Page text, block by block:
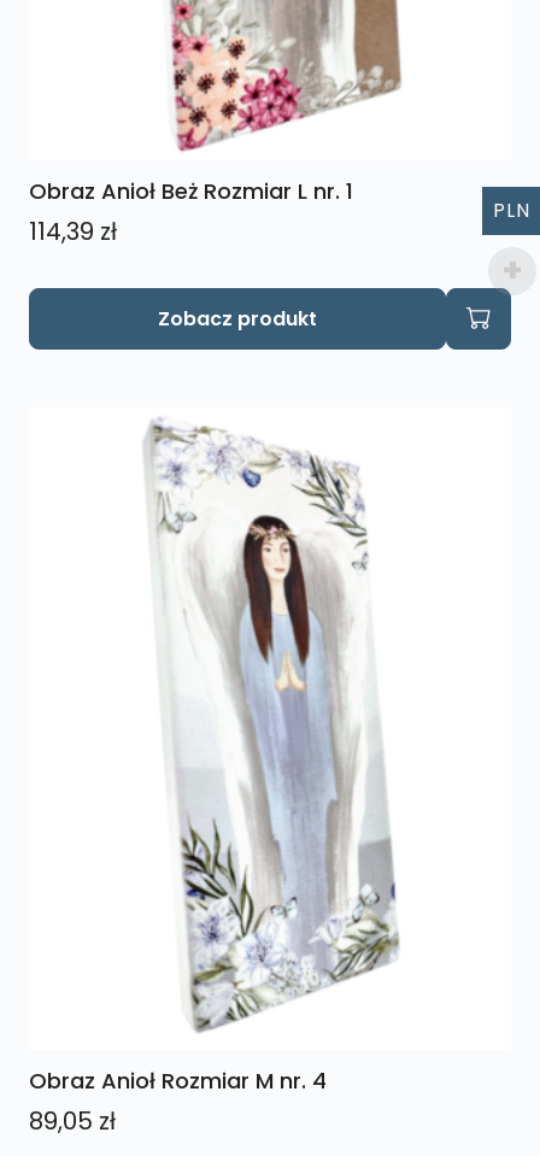
Obraz Anioł Beż Rozmiar L nr. 1
114,39 zł
Zobacz produkt
Obraz Anioł Rozmiar M nr. 4
89,05 zł
PLN